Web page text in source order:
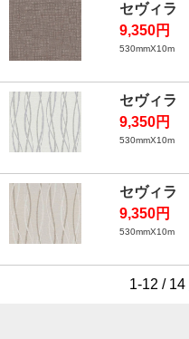
セヴィラ
9,350円
530mmX10m
セヴィラ
9,350円
530mmX10m
セヴィラ
9,350円
530mmX10m
1-12 / 14